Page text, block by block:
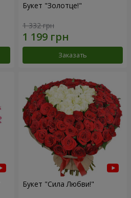
Букет "Золотце!"
1 332 грн
Заказать
Букет "Сила Любви!"